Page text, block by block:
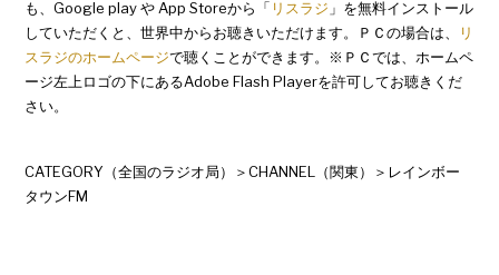
も、Google play や App Storeから「 リスラジ 」を無料インストール
していただくと、世界中からお聴きいただけます。ＰＣの場合は、
リ
スラジのホームページで聴くことができます。※ＰＣでは、ホームペ
ージ左上ロゴの下にあるAdobe Flash Playerを許可してお聴きくだ
さい。
CATEGORY（全国のラジオ局）＞CHANNEL（関東）＞レインボー
タウンFM